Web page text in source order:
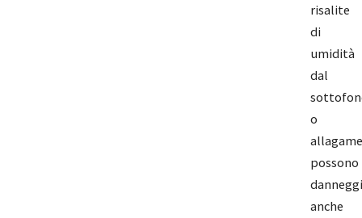
risalite
di
umidità
dal
o
possono
anche